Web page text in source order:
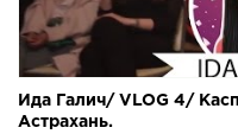
Ида Галич/ VLOG 4/
Астрахань.